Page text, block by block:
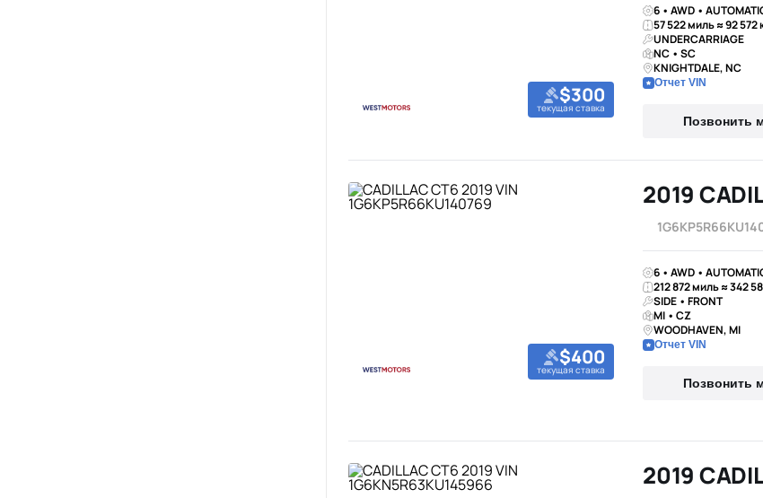
$300
текущая ставка
6 • AWD •
57 522 миль ≈ 92 572
UNDERCARRIAGE
NC • SC
KNIGHTDALE, NC
Отчет VIN
Позвонить
$400
текущая ставка
2019
6 • AWD •
212 872 миль ≈ 342
SIDE • FRONT
MI • CZ
WOODHAVEN, MI
Отчет VIN
Позвонить
2019